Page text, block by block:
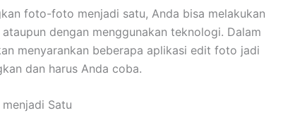
foto-foto menjadi satu, Anda bisa melakukan
dengan menggunakan teknologi. Dalam
menyarankan beberapa aplikasi edit foto jadi
dan harus Anda coba.
Satu